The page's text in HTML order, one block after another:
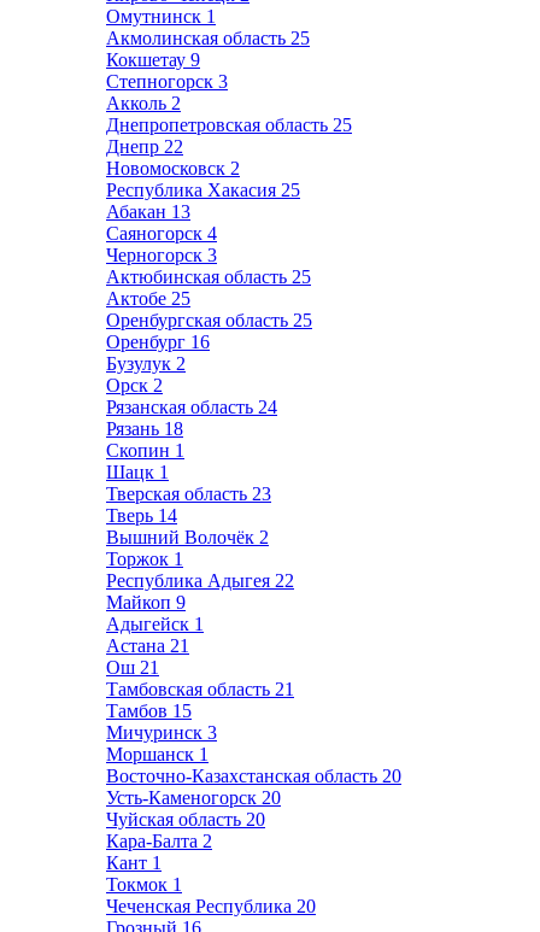
Омутнинск 1
Акмолинская область 25
Кокшетау 9
Степногорск 3
Акколь 2
Днепропетровская область 25
Днепр 22
Новомосковск 2
Республика Хакасия 25
Абакан 13
Саяногорск 4
Черногорск 3
Актюбинская область 25
Актобе 25
Оренбургская область 25
Оренбург 16
Бузулук 2
Орск 2
Рязанская область 24
Рязань 18
Скопин 1
Шацк 1
Тверская область 23
Тверь 14
Вышний Волочёк 2
Торжок 1
Республика Адыгея 22
Майкоп 9
Адыгейск 1
Астана 21
Ош 21
Тамбовская область 21
Тамбов 15
Мичуринск 3
Моршанск 1
Восточно-Казахстанская область 20
Усть-Каменогорск 20
Чуйская область 20
Кара-Балта 2
Кант 1
Токмок 1
Чеченская Республика 20
Грозный 16